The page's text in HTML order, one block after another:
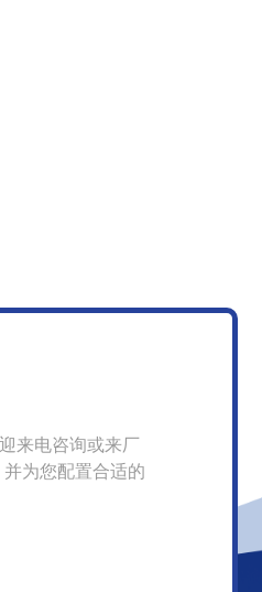
来电咨询或来厂
为您配置合适的